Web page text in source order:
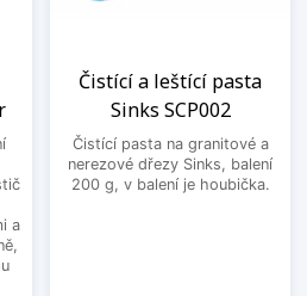
a
Čistící a leštící pasta
Sinks SCP002
Čistící pasta na granitové a
nerezové dřezy Sinks, balení
200 g, v balení je houbička.